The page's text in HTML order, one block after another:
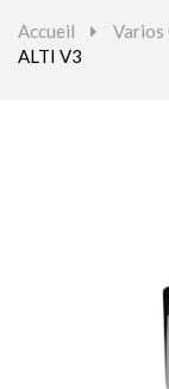
Parachutes
OCCASIONS
Accueil > Varios
ALTI V3